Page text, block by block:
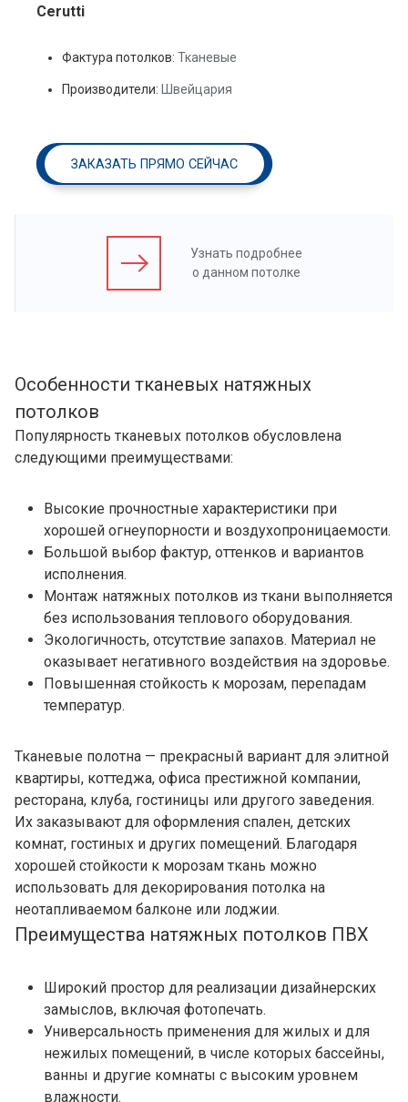
Cerutti
Фактура потолков: Тканевые
Производители: Швейцария
ЗАКАЗАТЬ ПРЯМО СЕЙЧАС
Узнать подробнее
о данном потолке
Особенности тканевых натяжных
потолков
Популярность тканевых потолков обусловлена
следующими преимуществами:
Высокие прочностные характеристики при
хорошей огнеупорности и воздухопроницаемости.
Большой выбор фактур, оттенков и вариантов
исполнения.
Монтаж натяжных потолков из ткани выполняется
без использования теплового оборудования.
Экологичность, отсутствие запахов. Материал не
оказывает негативного воздействия на здоровье.
Повышенная стойкость к морозам, перепадам
температур.
Тканевые полотна — прекрасный вариант для элитной
квартиры, коттеджа, офиса престижной компании,
ресторана, клуба, гостиницы или другого заведения.
Их заказывают для оформления спален, детских
комнат, гостиных и других помещений. Благодаря
хорошей стойкости к морозам ткань можно
использовать для декорирования потолка на
неотапливаемом балконе или лоджии.
Преимущества натяжных потолков ПВХ
Широкий простор для реализации дизайнерских
замыслов, включая фотопечать.
Универсальность применения для жилых и для
нежилых помещений, в числе которых бассейны,
ванны и другие комнаты с высоким уровнем
влажности.